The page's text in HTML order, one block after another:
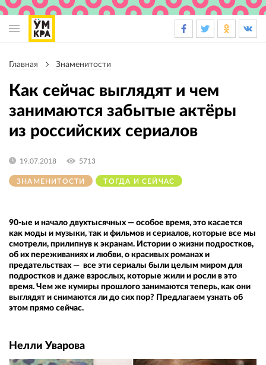
навигация
навигации
Главная Знаменитости
Как сейчас выглядят и чем
занимаются забытые актёры
из российских сериалов
ЗНАМЕНИТОСТИ ТОГДА И СЕЙЧАС
19.07.2018 5713
90-ые и начало двухтысячных — особое время, это касается
как моды и музыки, так и фильмов и сериалов, которые все мы
смотрели, прилипнув к экранам. Истории о жизни подростков,
об их переживаниях и любви, о красивых романах и
предательствах — все эти сериалы были целым миром для
подростков и даже взрослых, которые жили и росли в это
время. Чем же кумиры прошлого занимаются теперь, как они
выглядят и снимаются ли до сих пор? Предлагаем узнать об
этом прямо сейчас.
Нелли Уварова